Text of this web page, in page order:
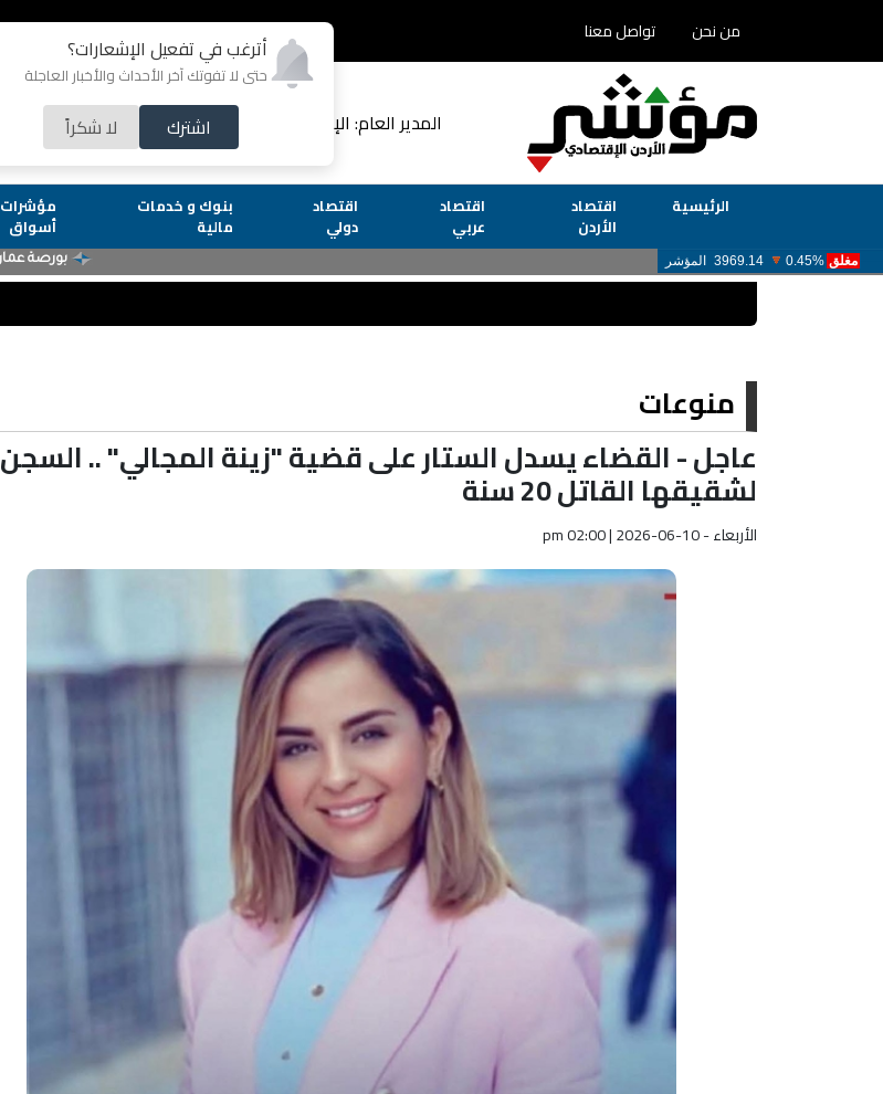
أترغب في تفعيل الإشعارات؟
حتى لا تفوتك آخر الأحداث والأخبار العاجلة
اشترك لا شكراً
من نحن تواصل معنا
المدير العام: الإعلامية رشا عارف
الرئيسية اقتصاد
الأردن
اقتصاد
عربي
اقتصاد
دولي
بنوك و خدمات
مالية
مؤشرات
أسواق
منوعات
عاجل - القضاء يسدل الستار على قضية "زينة المجالي" .. السجن
لشقيقها القاتل 20 سنة
الأربعاء - pm 02:00 | 2026-06-10